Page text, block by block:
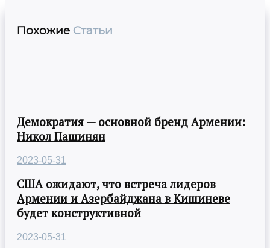
Похожие Статьи
Демократия — основной бренд Армении:
Никол Пашинян
2023-05-31
США ожидают, что встреча лидеров
Армении и Азербайджана в Кишиневе
будет конструктивной
2023-05-31